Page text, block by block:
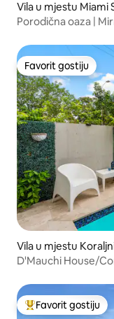
Vila u mjestu Miami
Porodična oaza |
Favorit gostiju
Favorit gostiju
Vila u mjestu
D'Mauchi House/
Glavni favorit
Favorit gostiju